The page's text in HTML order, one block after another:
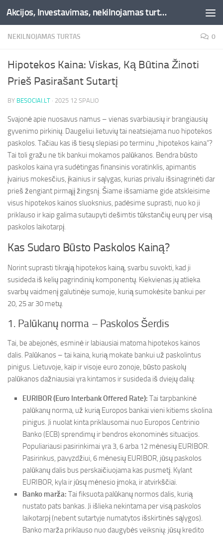
Skip to content Akcijos, Investavimas, nekilnojamas turtas, kriptovaliutos - Besociai.lt
NEKILNOJAMAS TURTAS 0
Hipotekos Kaina: Viskas, Ką Būtina Žinoti
Prieš Pasirašant Sutartį
BY BESOCIAI.LT · 2025 12 SPALIO
Svajonė apie nuosavus namus – vienas svarbiausių ir brangiausių
gyvenimo pirkinių. Daugeliui lietuvių tai neatsiejama nuo hipotekos
paskolos. Tačiau kas iš tiesų slepiasi po terminu „hipotekos kaina“?
Tai toli gražu ne tik bankui mokamos palūkanos. Bendra būsto
paskolos kaina yra sudėtingas finansinis voratinklis, apimantis
įvairius mokesčius, įkainius ir sąlygas, kurias privalu išsinagrinėti dar
prieš žengiant pirmąjį žingsnį. Šiame išsamiame gide atskleisime
visus hipotekos kainos sluoksnius, padėsime suprasti, nuo ko ji
priklauso ir kaip galima sutaupyti dešimtis tūkstančių eurų per visą
paskolos laikotarpį.
Kas Sudaro Būsto Paskolos Kainą?
Norint suprasti tikrąją hipotekos kainą, svarbu suvokti, kad ji
susideda iš kelių pagrindinių komponentų. Kiekvienas jų atlieka
svarbų vaidmenį galutinėje sumoje, kurią sumokėsite bankui per
20, 25 ar 30 metų.
1. Palūkanų norma – Paskolos Šerdis
Tai, be abejonės, esminė ir labiausiai matoma hipotekos kainos
dalis. Palūkanos – tai kaina, kurią mokate bankui už paskolintus
pinigus. Lietuvoje, kaip ir visoje euro zonoje, būsto paskolų
palūkanos dažniausiai yra kintamos ir susideda iš dviejų dalių:
EURIBOR (Euro Interbank Offered Rate): Tai tarpbankinė
palūkanų norma, už kurią Europos bankai vieni kitiems skolina
pinigus. Ji nuolat kinta priklausomai nuo Europos Centrinio
Banko (ECB) sprendimų ir bendros ekonominės situacijos.
Populiariausi pasirinkimai yra 3, 6 arba 12 mėnesių EURIBOR.
Pasirinkus, pavyzdžiui, 6 mėnesių EURIBOR, jūsų paskolos
palūkanų dalis bus perskaičiuojama kas pusmetį. Kylant
EURIBOR, kyla ir jūsų mėnesio įmoka, ir atvirkščiai.
Banko marža: Tai fiksuota palūkanų normos dalis, kurią
nustato pats bankas. Ji išlieka nekintama per visą paskolos
laikotarpį (nebent sutartyje numatytos išskirtinės sąlygos).
Banko marža priklauso nuo daugybės veiksnių: jūsų kredito